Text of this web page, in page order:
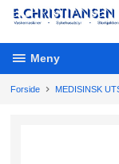
Gå
innholdet
Meny
Forside MEDISINSK